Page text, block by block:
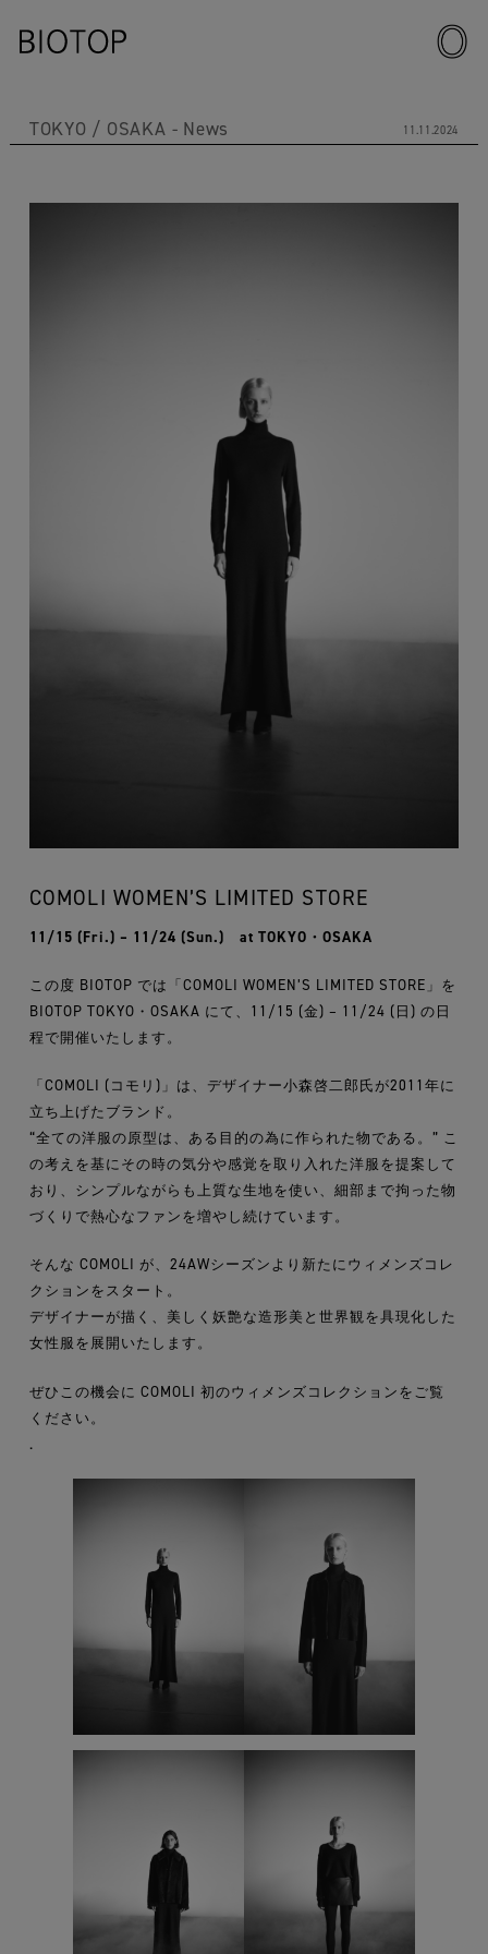
TOKYO OSAKA News 11.11.2024
COMOLI WOMEN’S LIMITED STORE
11/15 (Fri.) – 11/24 (Sun.) at TOKYO・OSAKA
この度 BIOTOP では「COMOLI WOMEN’S LIMITED STORE」を
BIOTOP TOKYO・OSAKA にて、11/15 (金) – 11/24 (日) の日
程で開催いたします。
「COMOLI (コモリ)」は、デザイナー小森啓二郎氏が2011年に
立ち上げたブランド。
“全ての洋服の原型は、ある目的の為に作られた物である。” こ
の考えを基にその時の気分や感覚を取り入れた洋服を提案して
おり、シンプルながらも上質な生地を使い、細部まで拘った物
づくりで熱心なファンを増やし続けています。
そんな COMOLI が、24AWシーズンより新たにウィメンズコレ
クションをスタート。
デザイナーが描く、美しく妖艶な造形美と世界観を具現化した
女性服を展開いたします。
ぜひこの機会に COMOLI 初のウィメンズコレクションをご覧
ください。
.